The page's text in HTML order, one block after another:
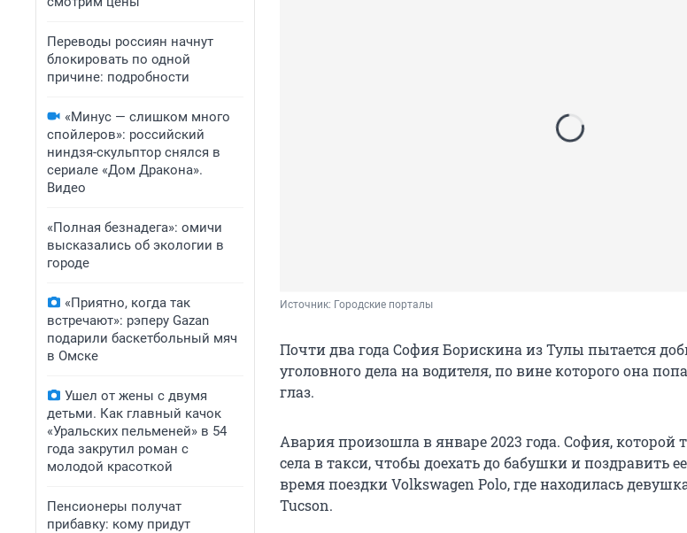
Переводы россиян начнут
блокировать по одной
причине: подробности
«Минус — слишком много
спойлеров»: российский
ниндзя-скульптор снялся в
сериале «Дом Дракона».
Видео
«Полная безнадега»: омичи
высказались об экологии в
городе
«Приятно, когда так
встречают»: рэперу Gazan
подарили баскетбольный мяч
в Омске
Ушел от жены с двумя
детьми. Как главный качок
«Уральских пельменей» в 54
года закрутил роман с
молодой красоткой
Пенсионеры получат
прибавку: кому придут
Источник: Городские порталы
Почти два года София Борискина из Тулы пытается
уголовного дела на водителя, по вине которого она
глаз.
Авария произошла в январе 2023 года. София, которой
села в такси, чтобы доехать до бабушки и поздравить
время поездки Volkswagen Polo, где находилась
Tucson.